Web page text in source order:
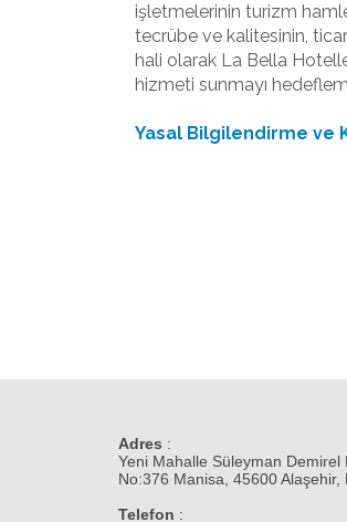
işletmelerinin turizm
tecrübe ve kalitesinin,
hali olarak La Bella
hizmeti sunmayı
Yasal Bilgilendirme ve
Adres :
Yeni Mahalle Süleyman Demirel
No:376 Manisa, 45600 Alaşehir,
Telefon :